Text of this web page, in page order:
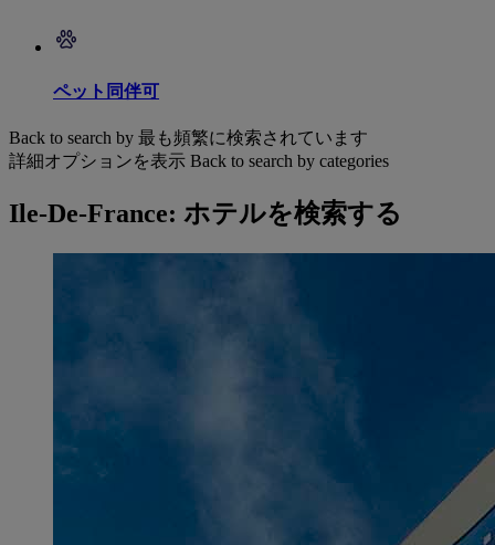
ペット同伴可
Back to search by 最も頻繁に検索されています
詳細オプションを表示 Back to search by categories
Ile-De-France: ホテルを検索する